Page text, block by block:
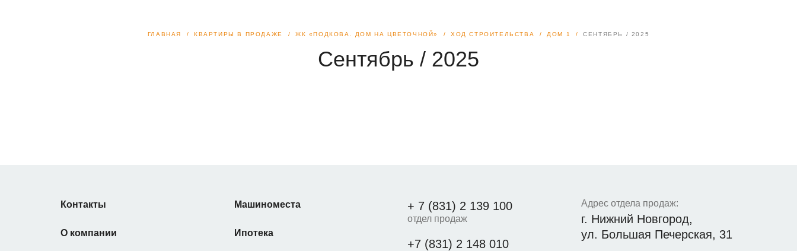
ГЛАВНАЯ КВАРТИРЫ В ПРОДАЖЕ ЖК «ПОДКОВА. ДОМ НА ЦВЕТОЧНОЙ» ХОД СТРОИТЕЛЬСТВА ДОМ 1 СЕНТЯБРЬ / 2025
Сентябрь / 2025
Контакты
О компании
Машиноместа
Ипотека
+ 7 (831) 2 139 100
отдел продаж
+7 (831) 2 148 010
Адрес отдела продаж:
г. Нижний Новгород,
ул. Большая Печерская, 31